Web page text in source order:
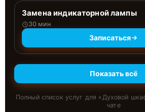
Замена индикаторной лампы
30 мин
Записаться
Показать всё
Полный список услуг для «Духовой
чате